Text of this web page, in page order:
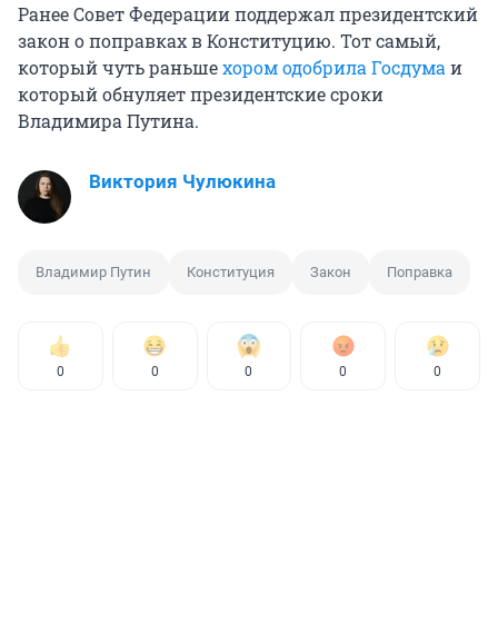
Ранее Совет Федерации поддержал президентский
закон о поправках в Конституцию. Тот самый,
который чуть раньшехором одобрила Госдума и
который обнуляет президентские сроки
Владимира Путина.
Виктория Чулюкина
Владимир Путин Конституция Закон Поправка
0 0 0 0 0